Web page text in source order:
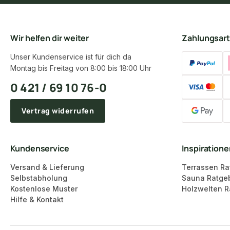
Wir helfen dir weiter
Unser Kundenservice ist für dich da
Montag bis Freitag von 8:00 bis 18:00 Uhr
0 421 / 69 10 76-0
Vertrag widerrufen
Kundenservice
Versand & Lieferung
Selbstabholung
Kostenlose Muster
Hilfe & Kontakt
Terrassen
Sauna
Holzwelten